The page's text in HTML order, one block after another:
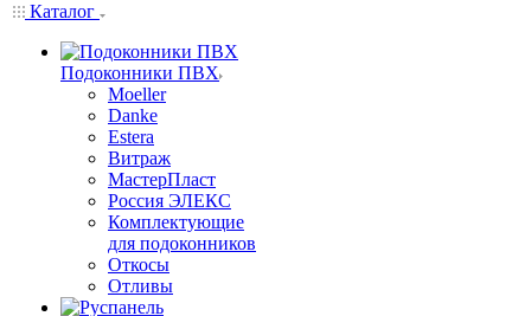
Каталог
Подоконники ПВХ
Moeller
Danke
Estera
Витраж
МастерПласт
Россия ЭЛЕКС
Комплектующие
для подоконников
Откосы
Отливы